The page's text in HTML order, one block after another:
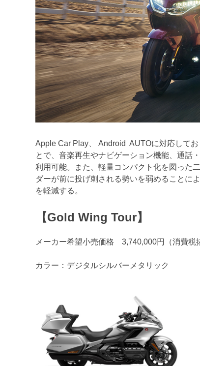
Apple Car Play、 Android AUTOに対応して
とで、音楽再生やナビゲーション機能、通話
利用可能。また、軽量コンパクト化を図った
ダーが前に投げ刺される勢いを弱めることに
を軽減する。
【Gold Wing Tour】
メーカー希望小売価格 3,740,000円（消費税
カラー：デジタルシルバーメタリック